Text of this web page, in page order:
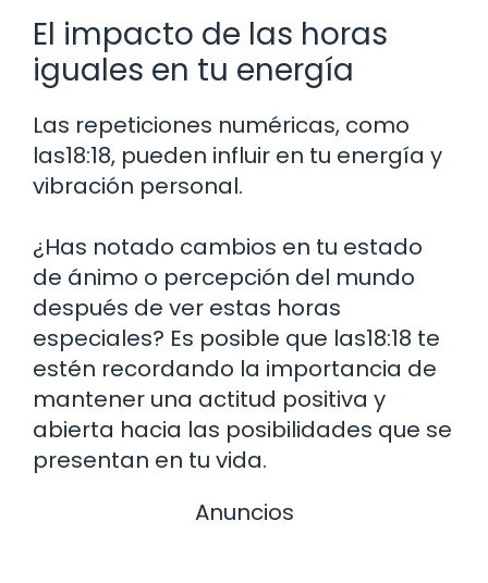
El impacto de las horas
iguales en tu energía
Las repeticiones numéricas, como
las18:18, pueden influir en tu energía y
vibración personal.
¿Has notado cambios en tu estado
de ánimo o percepción del mundo
después de ver estas horas
especiales? Es posible que las18:18 te
estén recordando la importancia de
mantener una actitud positiva y
abierta hacia las posibilidades que se
presentan en tu vida.
Anuncios